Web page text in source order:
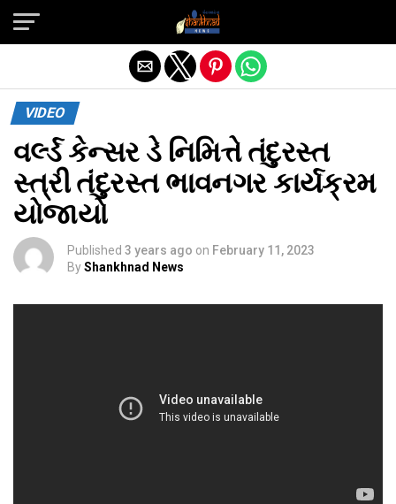
VIDEO
વર્લ્ડ કેન્સર ડે નિમિત્તે તંદુરસ્ત
સ્ત્રી તંદુરસ્ત ભાવનગર કાર્યક્રમ
યોજાયો
Published 3 years ago on February 11, 2023
ByShankhnad News
Exit mobile version